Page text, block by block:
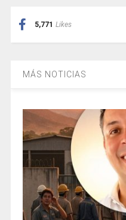
5,771 Likes
MÁS NOTICIAS